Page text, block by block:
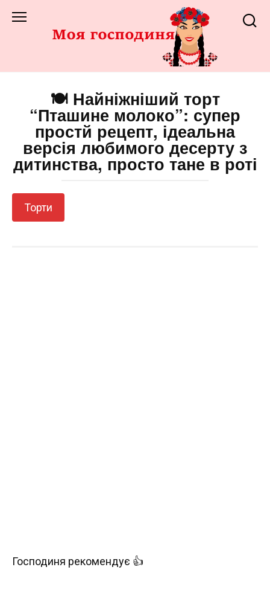
до
🍽️ Найніжніший торт
“Пташине молоко”: супер
простй рецепт, ідеальна
версія любимого десерту з
дитинства, просто тане в роті
Торти
Господиня рекомендує 👍